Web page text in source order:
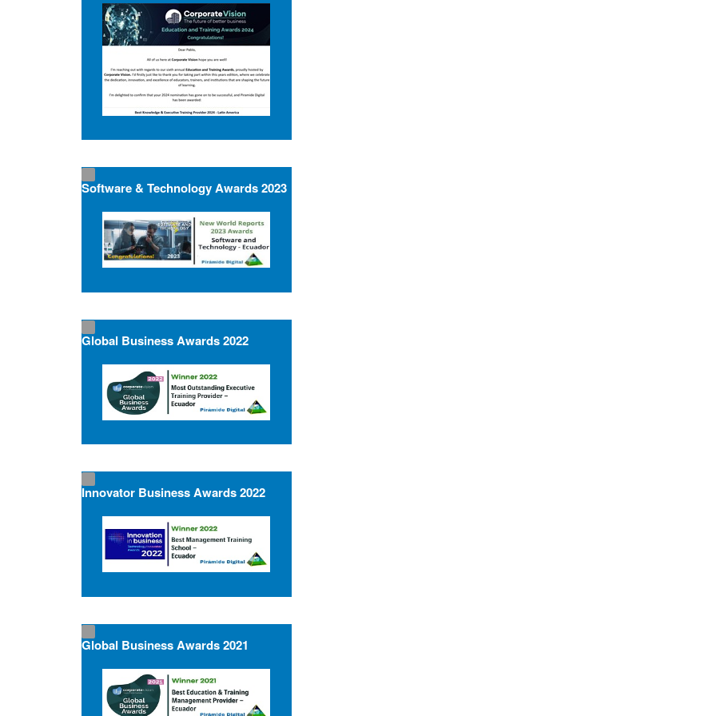
Software & Technology Awards 2023
Global Business Awards 2022
Innovator Business Awards 2022
Global Business Awards 2021